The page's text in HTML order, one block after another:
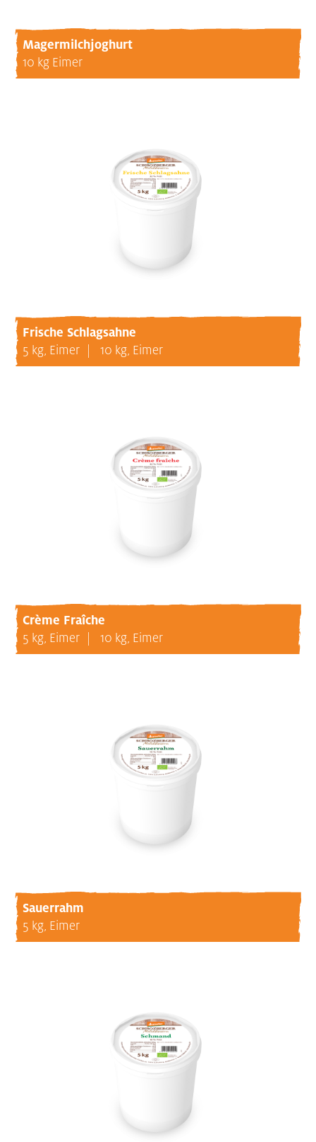
Magermilchjoghurt
10 kg Eimer
Frische Schlagsahne
5 kg, Eimer 10 kg, Eimer
Crème Fraîche
5 kg, Eimer 10 kg, Eimer
Sauerrahm
5 kg, Eimer